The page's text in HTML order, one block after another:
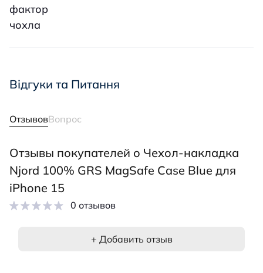
фактор
чохла
Відгуки та Питання
ОтзывовВопрос
Отзывы покупателей о Чехол-накладка
Njord 100% GRS MagSafe Case Blue для
iPhone 15
0 отзывов
+ Добавить отзыв